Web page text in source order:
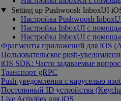
Setting up Pushwoosh InboxUI
Настройка Pushwoosh
Настройка InboxUI с
Настройка InboxUI с
Фрагменты приложений для iOS
Пользовательское push-
iOS SDK: Часто задаваемые
Транспорт gRPC
Push-уведомления с каруселью
Постоянный ID устройства
Live Activities для iOS